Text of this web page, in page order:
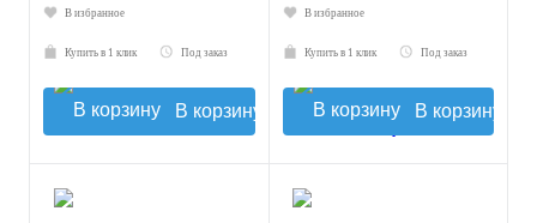
В избранное
Купить в 1 клик Под заказ
В корзину
В избранное
Купить в 1 клик Под заказ
В корзину